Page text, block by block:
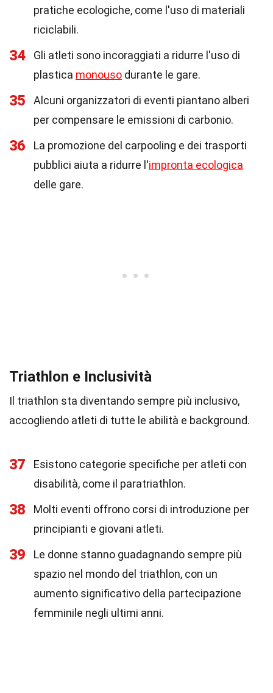
pratiche ecologiche, come l'uso di materiali
riciclabili.
34
Gli atleti sono incoraggiati a ridurre l'uso di
plastica monouso durante le gare.
35
Alcuni organizzatori di eventi piantano alberi
per compensare le emissioni di carbonio.
36
La promozione del carpooling e dei trasporti
pubblici aiuta a ridurre l'impronta ecologica
delle gare.
Triathlon e Inclusività
Il triathlon sta diventando sempre più inclusivo,
accogliendo atleti di tutte le abilità e background.
37
Esistono categorie specifiche per atleti con
disabilità, come il paratriathlon.
38
Molti eventi offrono corsi di introduzione per
principianti e giovani atleti.
39
Le donne stanno guadagnando sempre più
spazio nel mondo del triathlon, con un
aumento significativo della partecipazione
femminile negli ultimi anni.